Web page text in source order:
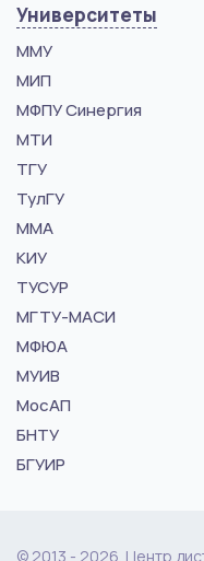
Университеты
ММУ
МИП
МФПУ Синергия
МТИ
ТГУ
ТулГУ
ММА
КИУ
ТУСУР
МГТУ-МАСИ
МФЮА
МУИВ
МосАП
БНТУ
БГУИР
© 2013 - 2026. Центр